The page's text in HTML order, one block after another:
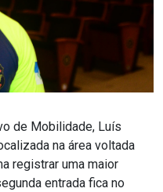
de Mobilidade, Luís
na área voltada
registrar uma maior
entrada fica no